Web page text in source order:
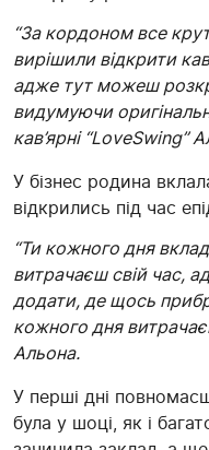
“За кордоном все
вирішили відкрити
адже тут можеш
видумуючи
кав’ярні “LoveSwing”
У бізнес родина
відкрились під час
“Ти кожного дня
витрачаєш свій час,
додати, де щось
кожного дня
Альона.
У перші дні
була у шоці, як і